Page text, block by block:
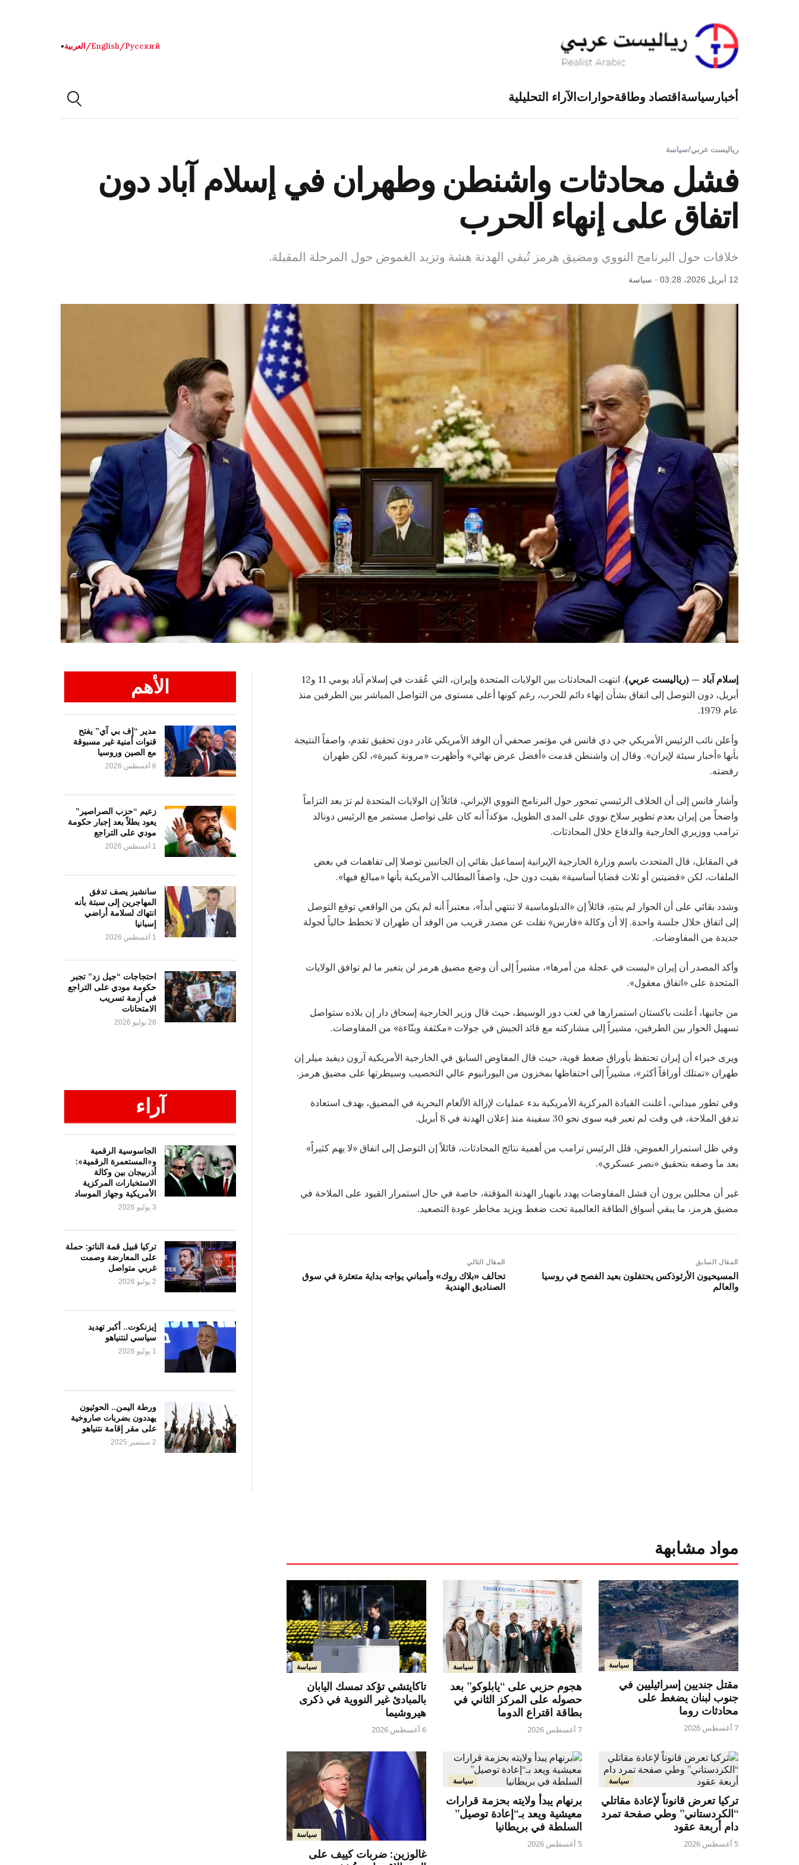
Русский
/
English
/العربية●
أخبار سياسةاقتصاد وطاقةحواراتالآراء التحليلية
رياليست عربي/سياسة
فشل محادثات واشنطن وطهران في إسلام آباد دون
اتفاق على إنهاء الحرب
خلافات حول البرنامج النووي ومضيق هرمز تُبقي الهدنة هشة وتزيد الغموض حول المرحلة المقبلة.
12 أبريل 2026، 03:28 · سياسة
إسلام آباد — (رياليست عربي)
. انتهت المحادثات بين الولايات المتحدة وإيران، التي عُقدت في إسلام آباد يومي 11 و12
أبريل، دون التوصل إلى اتفاق بشأن إنهاء دائم للحرب، رغم كونها أعلى مستوى من التواصل المباشر بين الطرفين منذ
عام 1979.
وأعلن نائب الرئيس الأمريكي جي دي فانس في مؤتمر صحفي أن الوفد الأمريكي غادر دون تحقيق تقدم، واصفاً النتيجة
بأنها «أخبار سيئة لإيران». وقال إن واشنطن قدمت «أفضل عرض نهائي» وأظهرت «مرونة كبيرة»، لكن طهران
رفضته.
وأشار فانس إلى أن الخلاف الرئيسي تمحور حول البرنامج النووي الإيراني، قائلاً إن الولايات المتحدة لم ترَ بعد التزاماً
واضحاً من إيران بعدم تطوير سلاح نووي على المدى الطويل، مؤكداً أنه كان على تواصل مستمر مع الرئيس دونالد
ترامب ووزيري الخارجية والدفاع خلال المحادثات.
في المقابل، قال المتحدث باسم وزارة الخارجية الإيرانية إسماعيل بقائي إن الجانبين توصلا إلى تفاهمات في بعض
الملفات، لكن «قضيتين أو ثلاث قضايا أساسية» بقيت دون حل، واصفاً المطالب الأمريكية بأنها «مبالغ فيها».
وشدد بقائي على أن الحوار لم ينتهِ، قائلاً إن «الدبلوماسية لا تنتهي أبداً»، معتبراً أنه لم يكن من الواقعي توقع التوصل
إلى اتفاق خلال جلسة واحدة. إلا أن وكالة «فارس» نقلت عن مصدر قريب من الوفد أن طهران لا تخطط حالياً لجولة
جديدة من المفاوضات.
وأكد المصدر أن إيران «ليست في عجلة من أمرها»، مشيراً إلى أن وضع مضيق هرمز لن يتغير ما لم توافق الولايات
المتحدة على «اتفاق معقول».
من جانبها، أعلنت باكستان استمرارها في لعب دور الوسيط، حيث قال وزير الخارجية إسحاق دار إن بلاده ستواصل
تسهيل الحوار بين الطرفين، مشيراً إلى مشاركته مع قائد الجيش في جولات «مكثفة وبنّاءة» من المفاوضات.
ويرى خبراء أن إيران تحتفظ بأوراق ضغط قوية، حيث قال المفاوض السابق في الخارجية الأمريكية آرون ديفيد ميلر إن
طهران «تمتلك أوراقاً أكثر»، مشيراً إلى احتفاظها بمخزون من اليورانيوم عالي التخصيب وسيطرتها على مضيق هرمز.
وفي تطور ميداني، أعلنت القيادة المركزية الأمريكية بدء عمليات لإزالة الألغام البحرية في المضيق، بهدف استعادة
تدفق الملاحة، في وقت لم تعبر فيه سوى نحو 30 سفينة منذ إعلان الهدنة في 8 أبريل.
وفي ظل استمرار الغموض، قلل الرئيس ترامب من أهمية نتائج المحادثات، قائلاً إن التوصل إلى اتفاق «لا يهم كثيراً»
بعد ما وصفه بتحقيق «نصر عسكري».
غير أن محللين يرون أن فشل المفاوضات يهدد بانهيار الهدنة المؤقتة، خاصة في حال استمرار القيود على الملاحة في
مضيق هرمز، ما يبقي أسواق الطاقة العالمية تحت ضغط ويزيد مخاطر عودة التصعيد.
المقال السابق
المسيحيون الأرثوذكس يحتفلون بعيد الفصح في روسيا
والعالم
المقال التالي
تحالف «بلاك روك» وأمباني يواجه بداية متعثرة في سوق
الصناديق الهندية
الأهم
مدير “إف بي آي” يفتح
قنوات أمنية غير مسبوقة
مع الصين وروسيا
6 أغسطس 2026
زعيم “حزب الصراصير”
يعود بطلاً بعد إجبار حكومة
مودي على التراجع
1 أغسطس 2026
سانشيز يصف تدفق
المهاجرين إلى سبتة بأنه
انتهاك لسلامة أراضي
إسبانيا
1 أغسطس 2026
احتجاجات “جيل زد” تجبر
حكومة مودي على التراجع
في أزمة تسريب
الامتحانات
28 يوليو 2026
آراء
الجاسوسية الرقمية
و«المستعمرة الرقمية»:
أذربيجان بين وكالة
الاستخبارات المركزية
الأمريكية وجهاز الموساد
3 يوليو 2026
تركيا قبيل قمة الناتو: حملة
على المعارضة وصمت
غربي متواصل
2 يوليو 2026
إيزنكوت.. أكبر تهديد
سياسي لنتنياهو
1 يوليو 2026
ورطة اليمن.. الحوثيون
يهددون بضربات صاروخية
على مقر إقامة نتنياهو
2 سبتمبر 2025
مواد مشابهة
سياسة
مقتل جنديين إسرائيليين في
جنوب لبنان يضغط على
محادثات روما
7 أغسطس 2026
سياسة
هجوم حزبي على “يابلوكو” بعد
حصوله على المركز الثاني في
بطاقة اقتراع الدوما
7 أغسطس 2026
سياسة
تاكايتشي تؤكد تمسك اليابان
بالمبادئ غير النووية في ذكرى
هيروشيما
6 أغسطس 2026
سياسة
تركيا تعرض قانوناً لإعادة مقاتلي
“الكردستاني” وطي صفحة تمرد
دام أربعة عقود
5 أغسطس 2026
سياسة
برنهام يبدأ ولايته بحزمة قرارات
معيشية ويعد بـ“إعادة توصيل”
السلطة في بريطانيا
5 أغسطس 2026
سياسة
غالوزين: ضربات كييف على